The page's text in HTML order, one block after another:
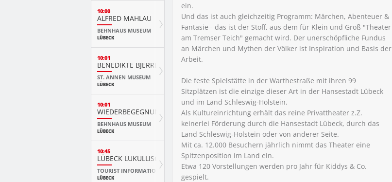
ein.
Und das ist auch gleichzeitig Programm: Märchen, Abenteuer &
Fantasie - das ist der Stoff, aus dem für Klein und Groß "Theater
am Tremser Teich" gemacht wird. Der unerschöpfliche Fundus
an Märchen und Mythen der Völker ist Inspiration und Basis der
Arbeit.
Die feste Spielstätte in der Warthestraße mit ihren 99
Sitzplätzen ist die einzige dieser Art in der Hansestadt Lübeck
und im Land Schleswig-Holstein.
Als Kultureinrichtung erhält das reine Privattheater z.Z.
keinerlei Förderung durch die Hansestadt Lübeck, durch das
Land Schleswig-Holstein oder von anderer Seite.
Mit ca. 12.000 Besuchern jährlich nimmt das Theater eine
Spitzenposition im Land ein.
Etwa 120 Vorstellungen werden pro Jahr für Kiddys & Co.
gespielt.
10:00
ALFRED MAHLAU
BEHNHAUS MUSEUM
LÜBECK
10:01
BENEDIKTE BJERRE. THE BIRDS
ST. ANNEN MUSEUM
LÜBECK
10:01
WIEDERBEGEGNUNGEN IM BEHNHAUS
BEHNHAUS MUSEUM
LÜBECK
10:45
LÜBECK LUKULLISCH - KULINARISCHE STADTFÜHRUNG
TOURIST INFORMATION LÜBECK
LÜBECK